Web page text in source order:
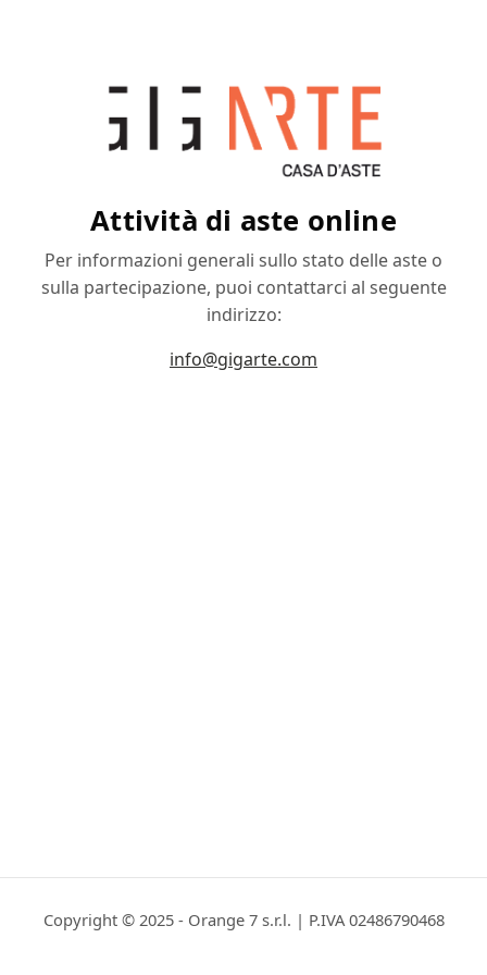
Attività di aste online
Per informazioni generali sullo stato delle aste o
sulla partecipazione, puoi contattarci al seguente
indirizzo:
info@gigarte.com
Copyright © 2025 - Orange 7 s.r.l. | P.IVA 02486790468